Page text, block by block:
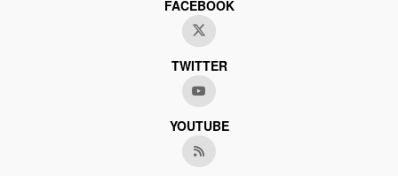
FACEBOOK
TWITTER
YOUTUBE